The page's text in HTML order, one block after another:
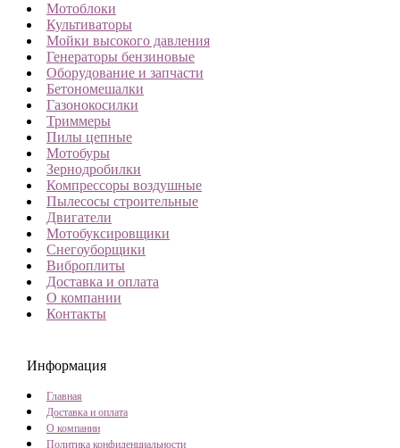
Мотоблоки
Культиваторы
Мойки высокого давления
Генераторы бензиновые
Оборудование и запчасти
Бетономешалки
Газонокосилки
Триммеры
Пилы цепные
Мотобуры
Зернодробилки
Компрессоры воздушные
Пылесосы строительные
Двигатели
Мотобуксировщики
Снегоуборщики
Виброплиты
Доставка и оплата
О компании
Контакты
Информация
Главная
Доставка и оплата
О компании
Политика конфиденциальности